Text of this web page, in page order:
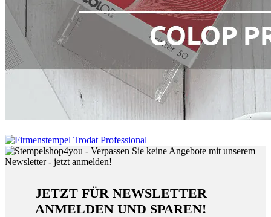
JETZT FÜR NEWSLETTER
ANMELDEN UND SPAREN!